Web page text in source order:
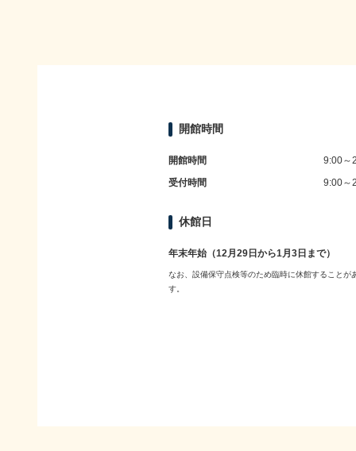
開館時間
開館時間
9:00～
受付時間
9:00～
休館日
年末年始（12月29日から1月3日まで）
なお、設備保守点検等のため臨時に休館することが
す。